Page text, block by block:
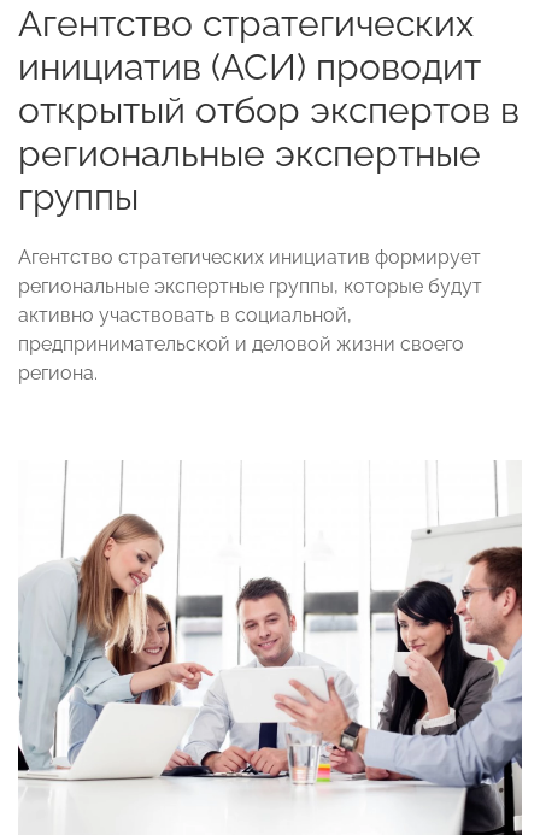
Агентство стратегических
инициатив (АСИ) проводит
открытый отбор экспертов в
региональные экспертные
группы
Агентство стратегических инициатив формирует
региональные экспертные группы, которые будут
активно участвовать в социальной,
предпринимательской и деловой жизни своего
региона.